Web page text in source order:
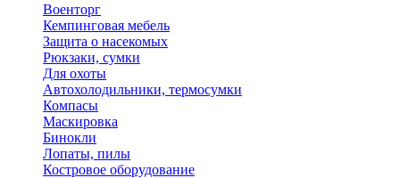
Военторг
Кемпинговая мебель
Защита о насекомых
Рюкзаки, сумки
Для охоты
Автохолодильники, термосумки
Компасы
Маскировка
Бинокли
Лопаты, пилы
Костровое оборудование